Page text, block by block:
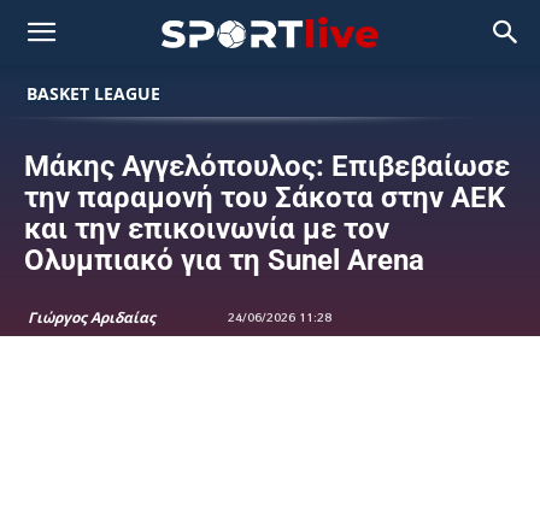
BASKET LEAGUE
Μάκης Αγγελόπουλος: Επιβεβαίωσε
την παραμονή του Σάκοτα στην ΑΕΚ
και την επικοινωνία με τον
Ολυμπιακό για τη Sunel Arena
Γιώργος Αριδαίας 24/06/2026 11:28